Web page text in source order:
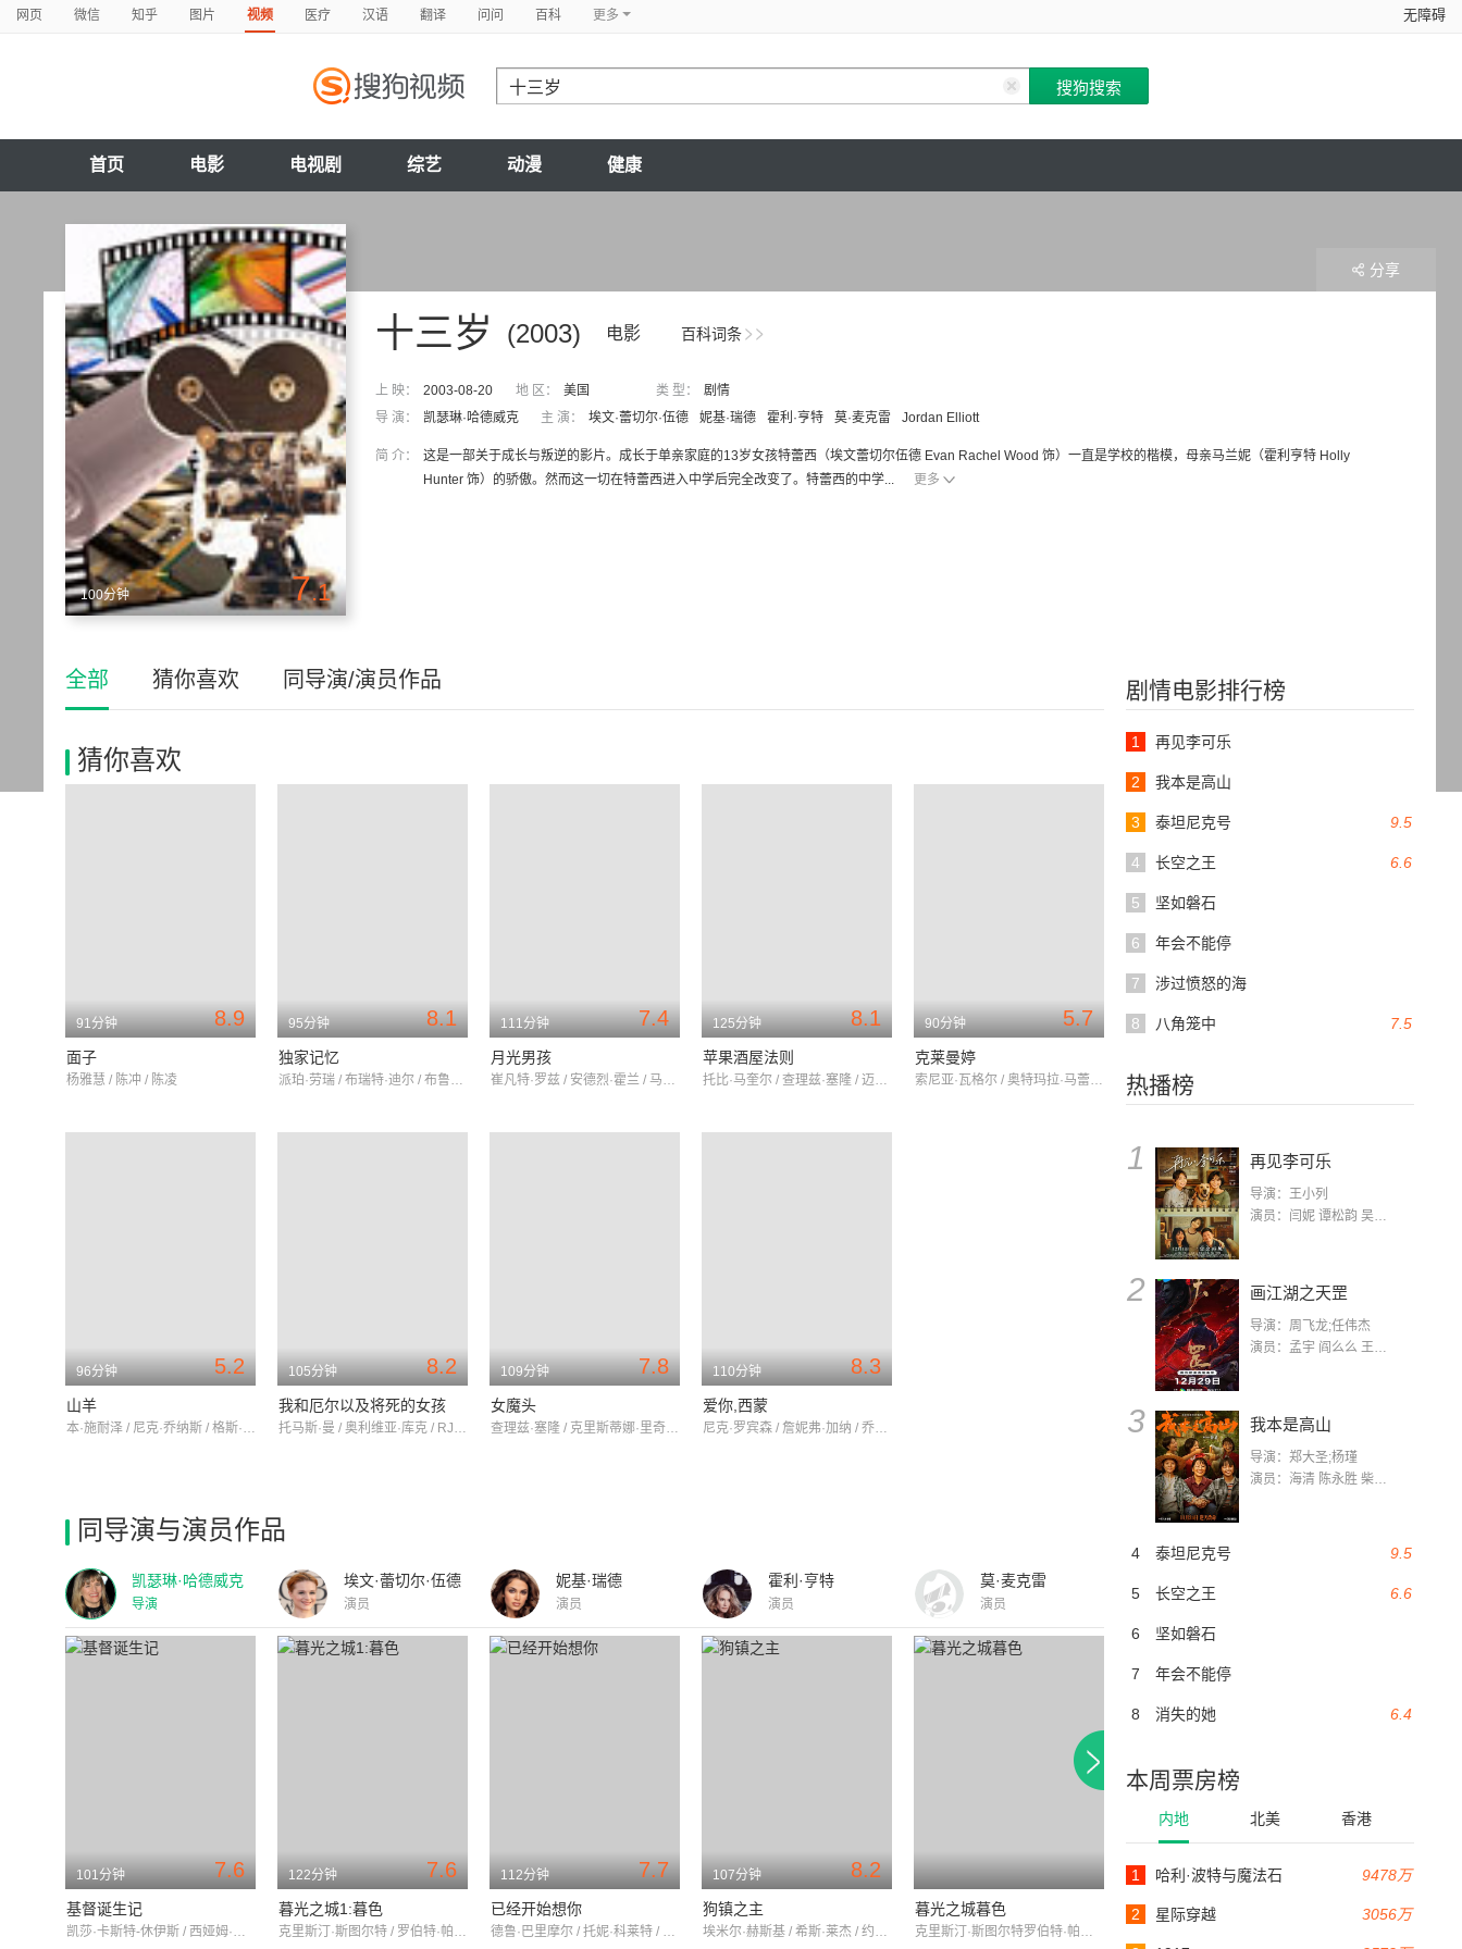
网页 微信 知乎 图片 视频 医疗 汉语 翻译 问问 百科 更多 无障碍
首页 电影 电视剧 综艺 动漫 健康
100分钟 7.1
百科词条
(2003) 电影
十三岁
上 映： 2003-08-20 地 区： 美国 类 型：
剧情
导 演：
凯瑟琳·哈德威克 主 演： 埃文·蕾切尔·伍德 妮基·瑞德 霍利·亨特 莫·麦克雷 Jordan Elliott
简 介：
这是一部关于成长与叛逆的影片。成长于单亲家庭的13岁女孩特蕾西（埃文蕾切尔伍德 Evan Rachel Wood 饰）一直是学校的楷模，母亲马兰妮（霍利亨特 Holly
Hunter 饰）的骄傲。然而这一切在特蕾西进入中学后完全改变了。特蕾西的中学...
更多
分享
剧情电影排行榜
1 再见李可乐
2 我本是高山
9.5
3 泰坦尼克号
6.6
4 长空之王
5 坚如磐石
6 年会不能停
7 涉过愤怒的海
7.5
8 八角笼中
热播榜
1 再见李可乐
导演：王小列
演员：闫妮 谭松韵 吴京 蒋龙 赵小棠 冯雷 李虎城 平安 小七 小可乐
2 画江湖之天罡
导演：周飞龙;任伟杰
演员：孟宇 阎么么 王凯 郭政建 阎萌萌 杨默 高枫 齐斯伽 刘芊含 马程
3 我本是高山
导演：郑大圣;杨瑾
演员：海清 陈永胜 柴烨 王玥婷 万国鹏 美朵达瓦 赵瑞婷 罗解艳 郭莉娜 潘家艳
9.5
4 泰坦尼克号
6.6
5 长空之王
6 坚如磐石
7 年会不能停
6.4
8 消失的她
本周票房榜
内地 北美 香港
9478万
1 哈利·波特与魔法石
3056万
2 星际穿越
全部 猜你喜欢 同导演/演员作品
猜你喜欢
8.9
91分钟
面子
杨雅慧 / 陈冲 / 陈凌
8.1
95分钟
独家记忆
派珀·劳瑞 / 布瑞特·迪尔 / 布鲁克·亚当斯
7.4
111分钟
月光男孩
崔凡特·罗兹 / 安德烈·霍兰 / 马赫沙拉·阿里
8.1
125分钟
苹果酒屋法则
托比·马奎尔 / 查理兹·塞隆 / 迈克尔·凯恩
5.7
90分钟
克莱曼婷
索尼亚·瓦格尔 / 奥特玛拉·马蕾罗 / Ramsey
5.2
96分钟
山羊
本·施耐泽 / 尼克·乔纳斯 / 格斯·哈尔珀
8.2
105分钟
我和厄尔以及将死的女孩
托马斯·曼 / 奥利维亚·库克 / RJ·赛勒
7.8
109分钟
女魔头
查理兹·塞隆 / 克里斯蒂娜·里奇 / 布鲁斯·邓恩
8.3
110分钟
爱你,西蒙
尼克·罗宾森 / 詹妮弗·加纳 / 乔什·杜哈明
同导演与演员作品
凯瑟琳·哈德威克
导演
埃文·蕾切尔·伍德
演员
妮基·瑞德
演员
霍利·亨特
演员
莫·麦克雷
演员
7.6
101分钟
基督诞生记
凯莎·卡斯特-休伊斯 / 西娅姆·阿巴斯 / 奥斯卡·伊萨克
7.6
122分钟
暮光之城1:暮色
克里斯汀·斯图尔特 / 罗伯特·帕丁森 / 比利·伯克
7.7
112分钟
已经开始想你
德鲁·巴里摩尔 / 托妮·科莱特 / 多米尼克·库珀
8.2
107分钟
狗镇之主
埃米尔·赫斯基 / 希斯·莱杰 / 约翰·罗宾逊
暮光之城暮色
克里斯汀·斯图尔特罗伯特·帕丁森泰勒·洛特纳比利·
5.7
100分钟
小红帽
104分钟
选美小姐